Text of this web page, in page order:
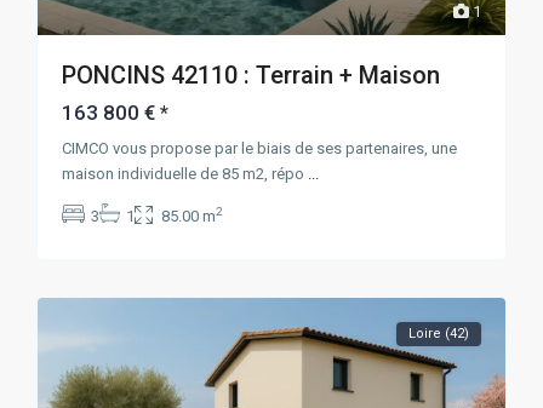
1
PONCINS 42110 : Terrain + Maison
163 800 €*
CIMCO vous propose par le biais de ses partenaires, une
maison individuelle de 85 m2, répo
3 1 85.00 m2
Loire (42)